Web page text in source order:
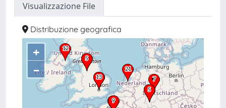
Visualizzazione File
Distribuzione geografica
+
–